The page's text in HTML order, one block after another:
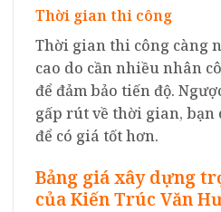
Thời gian thi công
Thời gian thi công càng
cao do cần nhiều nhân
để đảm bảo tiến độ.
gấp rút về thời gian,
để có giá tốt hơn.
Bảng giá xây dựng
của Kiến Trúc Văn